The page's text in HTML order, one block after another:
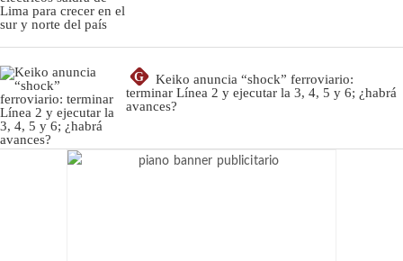
G
Keiko anuncia “shock” ferroviario:
terminar Línea 2 y ejecutar la 3, 4, 5 y 6; ¿habrá
avances?